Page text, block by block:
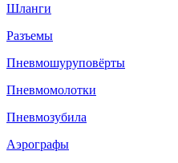
Шланги
Разъемы
Пневмошуруповёрты
Пневмомолотки
Пневмозубила
Аэрографы